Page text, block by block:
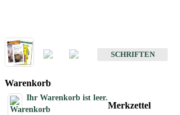
SCHRIFTEN
Warenkorb
Ihr Warenkorb ist leer.
Merkzettel